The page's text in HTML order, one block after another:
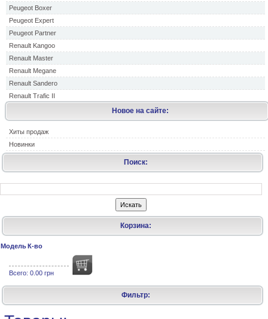
Peugeot Boxer
Peugeot Expert
Peugeot Partner
Renault Kangoo
Renault Master
Renault Megane
Renault Sandero
Renault Trafic II
Новое на сайте:
Хиты продаж
Новинки
Поиск:
Корзина:
Модель К-во
Всего: 0.00 грн
Фильтр: